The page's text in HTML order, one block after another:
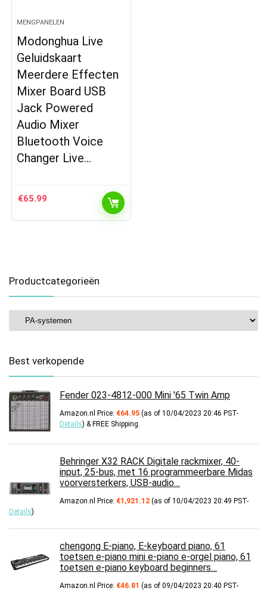
MENGPANELEN
Modonghua Live
Geluidskaart
Meerdere Effecten
Mixer Board USB
Jack Powered
Audio Mixer
Bluetooth Voice
Changer Live…
€65.99
Productcategorieën
Best verkopende
Fender 023-4812-000 Mini '65 Twin Amp
Amazon.nl Price: €64.95 (as of 10/04/2023 20:46 PST-
Details) & FREE Shipping.
Behringer X32 RACK Digitale rackmixer, 40-
input, 25-bus, met 16 programmeerbare Midas
voorversterkers, USB-audio…
Amazon.nl Price: €1,921.12 (as of 10/04/2023 20:49 PST-
Details)
chengong E-piano, E-keyboard piano, 61
toetsen e-piano mini e-piano e-orgel piano, 61
toetsen e-piano keyboard beginners…
Amazon.nl Price: €46.81 (as of 09/04/2023 20:40 PST-